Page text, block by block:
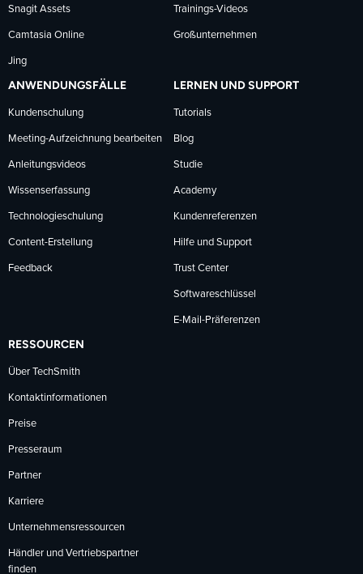
Snagit Assets
Camtasia Online
Jing
Trainings-Videos
Großunternehmen
ANWENDUNGSFÄLLE
Kundenschulung
Meeting-Aufzeichnung bearbeiten
Anleitungsvideos
Wissenserfassung
Technologieschulung
Content-Erstellung
Feedback
LERNEN UND SUPPORT
Tutorials
Blog
Studie
Academy
Kundenreferenzen
Hilfe und Support
Trust Center
Softwareschlüssel
E-Mail-Präferenzen
RESSOURCEN
Über TechSmith
Kontaktinformationen
Preise
Presseraum
Partner
Karriere
Unternehmensressourcen
Händler und Vertriebspartner
finden